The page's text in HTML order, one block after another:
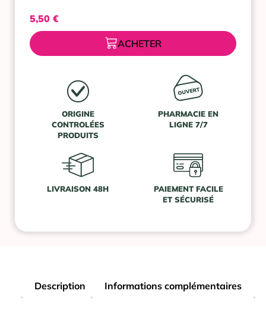
5,50 €
ACHETER
ORIGINE
CONTROLÉES
PRODUITS
PHARMACIE EN
LIGNE 7/7
LIVRAISON 48H
PAIEMENT FACILE
ET SÉCURISÉ
Description Informations complémentaires